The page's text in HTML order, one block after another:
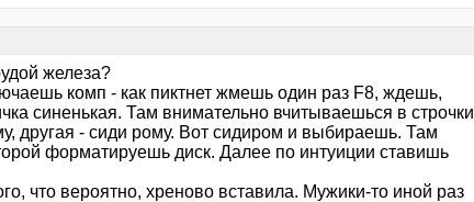
железа?
комп - как пиктнет жмешь один раз F8, ждешь,
синенькая. Там внимательно вчитываешься в строчки
другая - сиди рому. Вот сидиром и выбираешь. Там
форматируешь диск. Далее по интуиции ставишь
что вероятно, хреново вставила. Мужики-то иной раз